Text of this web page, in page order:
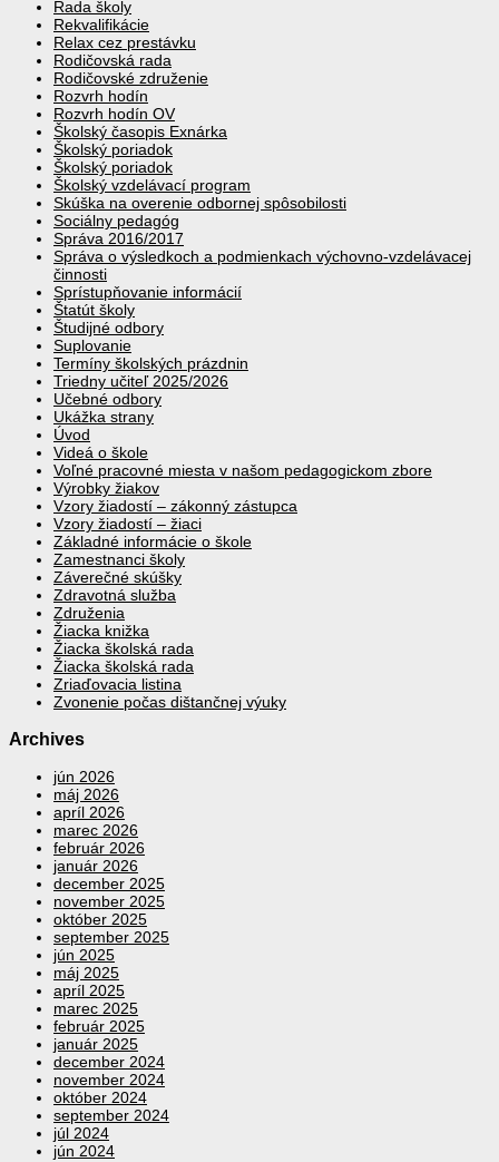
Rada školy
Rekvalifikácie
Relax cez prestávku
Rodičovská rada
Rodičovské združenie
Rozvrh hodín
Rozvrh hodín OV
Školský časopis Exnárka
Školský poriadok
Školský poriadok
Školský vzdelávací program
Skúška na overenie odbornej spôsobilosti
Sociálny pedagóg
Správa 2016/2017
Správa o výsledkoch a podmienkach výchovno-vzdelávacej
činnosti
Sprístupňovanie informácií
Štatút školy
Študijné odbory
Suplovanie
Termíny školských prázdnin
Triedny učiteľ 2025/2026
Učebné odbory
Ukážka strany
Úvod
Videá o škole
Voľné pracovné miesta v našom pedagogickom zbore
Výrobky žiakov
Vzory žiadostí – zákonný zástupca
Vzory žiadostí – žiaci
Základné informácie o škole
Zamestnanci školy
Záverečné skúšky
Zdravotná služba
Združenia
Žiacka knižka
Žiacka školská rada
Žiacka školská rada
Zriaďovacia listina
Zvonenie počas dištančnej výuky
Archives
jún 2026
máj 2026
apríl 2026
marec 2026
február 2026
január 2026
december 2025
november 2025
október 2025
september 2025
jún 2025
máj 2025
apríl 2025
marec 2025
február 2025
január 2025
december 2024
november 2024
október 2024
september 2024
júl 2024
jún 2024